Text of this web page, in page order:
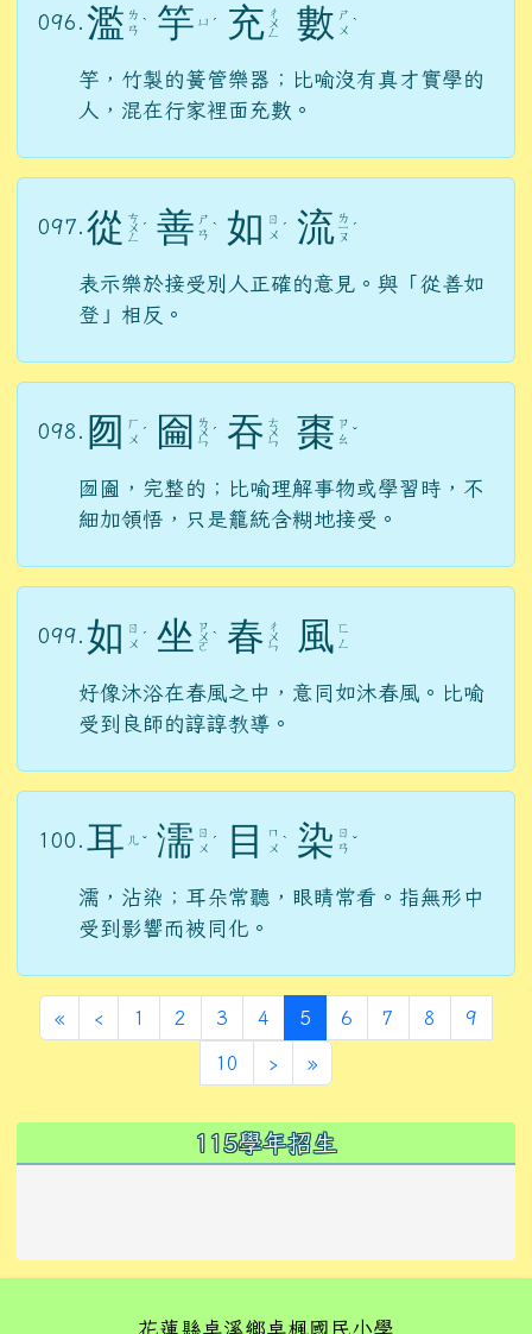
096. 濫 ㄌ
ㄢ ˋ 竽 ㄩ ˊ 充 ㄔ
ㄨ
ㄥ 數 ㄕ
ㄨ ˋ
竽，竹製的簧管樂器；比喻沒有真才實學的
人，混在行家裡面充數。
097. 從 ㄘ
ㄨ
ㄥ
ˊ 善 ㄕ
ㄢ ˋ 如 ㄖ
ㄨ ˊ 流 ㄌ
ㄧ
ㄡ
ˊ
表示樂於接受別人正確的意見。與「從善如
登」相反。
098. 囫
ㄏ
ㄨ ˊ 圇 ㄌ
ㄨ
ㄣ
ˊ 吞 ㄊ
ㄨ
ㄣ 棗 ㄗ
ㄠ ˇ
囫圇，完整的；比喻理解事物或學習時，不
細加領悟，只是籠統含糊地接受。
099. 如 ㄖ
ㄨ ˊ 坐 ㄗ
ㄨ
ㄛ
ˋ 春 ㄔ
ㄨ
ㄣ 風 ㄈ
ㄥ
好像沐浴在春風之中，意同如沐春風。比喻
受到良師的諄諄教導。
100. 耳 ㄦ ˇ 濡 ㄖ
ㄨ ˊ 目
ㄇ
ㄨ ˋ 染 ㄖ
ㄢ ˇ
濡，沾染；耳朵常聽，眼睛常看。指無形中
受到影響而被同化。
«第一頁
‹ 上一頁
1 2 3 4 5 (目前頁次)
6 7 8 9
10 ›下一頁
»最後頁
115學年招生
花蓮縣卓溪鄉卓楓國民小學